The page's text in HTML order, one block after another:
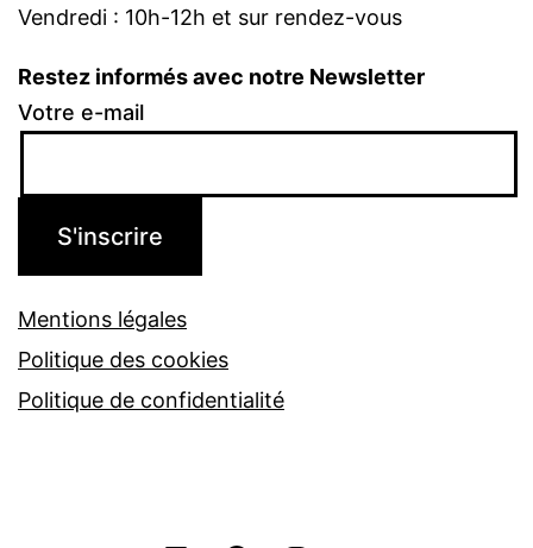
Vendredi : 10h-12h et sur rendez-vous
Restez informés avec notre Newsletter
Votre e-mail
Mentions légales
Politique des cookies
Politique de confidentialité